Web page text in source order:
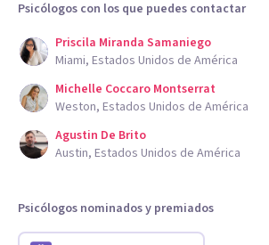
Psicólogos con los que puedes contactar
Priscila Miranda Samaniego
Miami, Estados Unidos de América
Michelle Coccaro Montserrat
Weston, Estados Unidos de América
Agustin De Brito
Austin, Estados Unidos de América
Psicólogos nominados y premiados